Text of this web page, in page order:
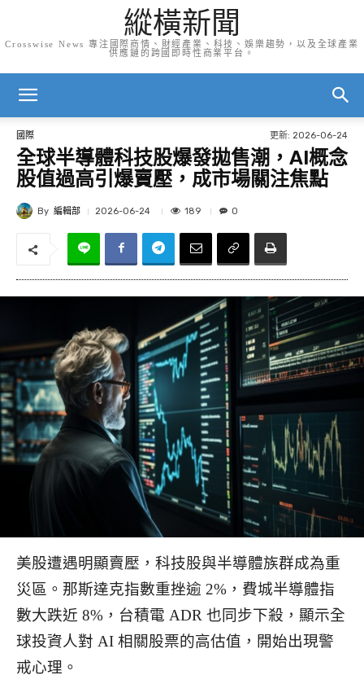
縱橫新聞
Crosswise News 專注國際商情、財經產業、科技、娛樂趨勢，以及全球產業
供應鏈的跨國即時性商業平台。
國際 更新: 2026-06-24
全球半導體科技股爆發拋售潮，AI概念
股值過高引爆賣壓，成市場關注焦點
By 編輯部 2026-06-24 189 0
美股遭遇明顯賣壓，科技股與半導體族群成為重
災區。那斯達克指數重挫逾 2%，費城半導體指
數大跌近 8%，台積電 ADR 也同步下殺，顯示全
球投資人對 AI 相關股票的高估值，開始出現警
戒心理。